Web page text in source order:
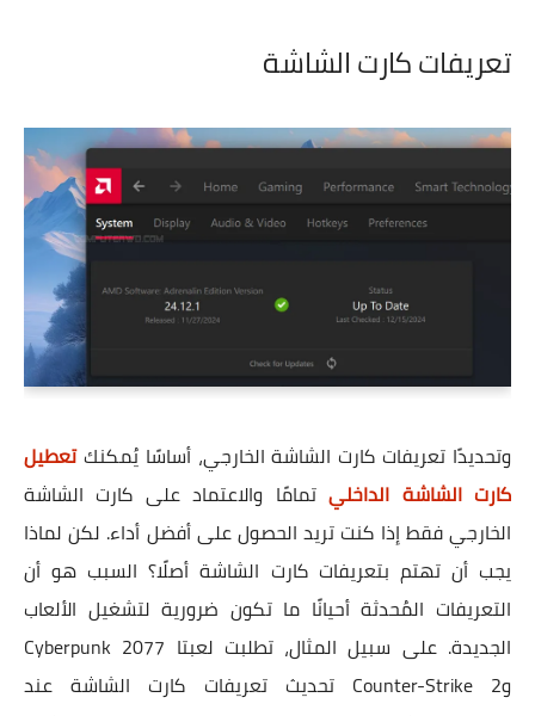
تعريفات كارت الشاشة
وتحديدًا تعريفات كارت الشاشة الخارجي، أساسًا يُمكنكتعطيل
كارت الشاشة الداخليتمامًا والاعتماد على كارت الشاشة
الخارجي فقط إذا كنت تريد الحصول على أفضل أداء. لكن لماذا
يجب أن تهتم بتعريفات كارت الشاشة أصلًا؟ السبب هو أن
التعريفات المُحدثة أحيانًا ما تكون ضرورية لتشغيل الألعاب
الجديدة. على سبيل المثال، تطلبت لعبتا Cyberpunk 2077
وCounter-Strike 2 تحديث تعريفات كارت الشاشة عند